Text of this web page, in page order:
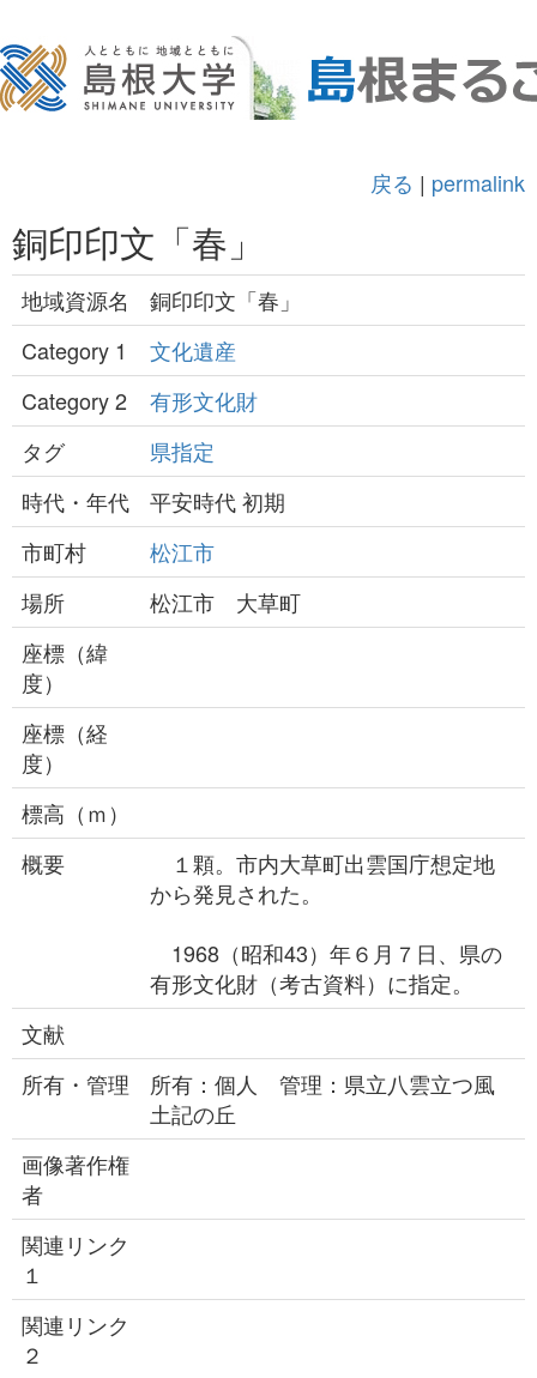
戻る | permalink
銅印印文「春」
地域資源名
銅印印文「春」
Category 1
文化遺産
Category 2
有形文化財
タグ
県指定
時代・年代
平安時代 初期
市町村
松江市
場所
松江市 大草町
座標（緯
度）
座標（経
度）
標高（ｍ）
概要
１顆。市内大草町出雲国庁想定地
から発見された。
1968（昭和43）年６月７日、県の
有形文化財（考古資料）に指定。
文献
所有・管理
所有：個人 管理：県立八雲立つ風
土記の丘
画像著作権
者
関連リンク
１
関連リンク
２